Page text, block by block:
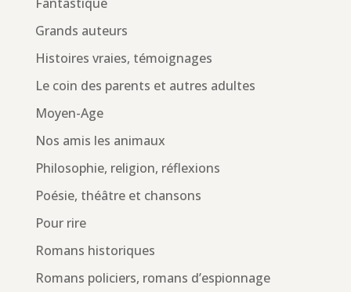
Grands auteurs
Histoires vraies, témoignages
Le coin des parents et autres adultes
Moyen-Age
Nos amis les animaux
Philosophie, religion, réflexions
Poésie, théâtre et chansons
Pour rire
Romans historiques
Romans policiers, romans d’espionnage